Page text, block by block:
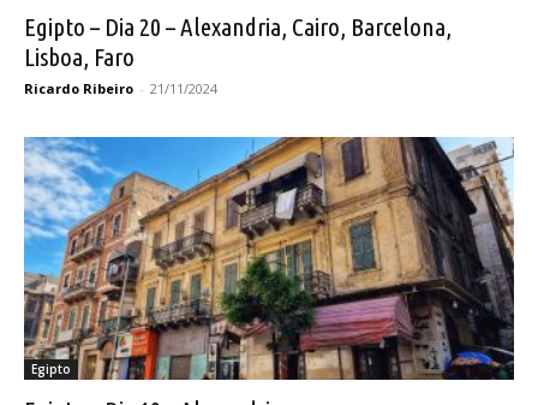
Egipto – Dia 20 – Alexandria, Cairo, Barcelona,
Lisboa, Faro
Ricardo Ribeiro - 21/11/2024
Egipto